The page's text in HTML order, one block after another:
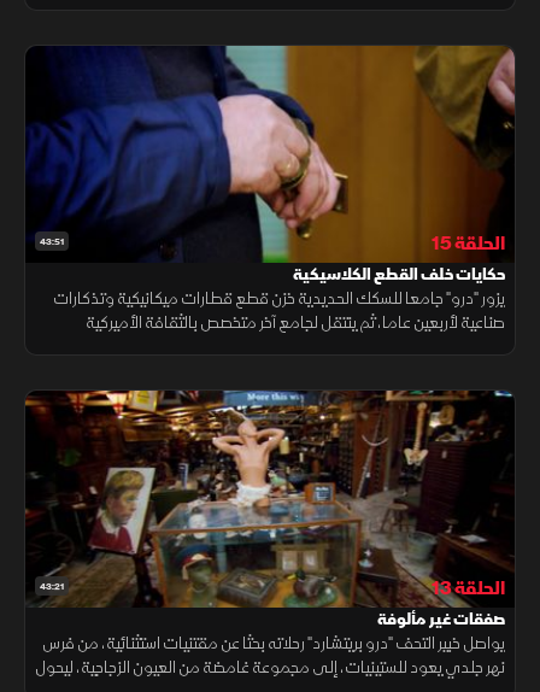
43:51 الحلقة 15
حكايات خلف القطع الكلاسيكية
يزور "درو" جامعا للسكك الحديدية خزن قطع قطارات ميكانيكية وتذكارات
صناعية لأربعين عاما، ثم ينتقل لجامع آخر متخصص بالثقافة الأميركية
43:21 الحلقة 13
صفقات غير مألوفة
يواصل خبير التحف "درو بريتشارد" رحلاته بحثا عن مقتنيات استثنائية، من فرس
نهر جلدي يعود للستينيات، إلى مجموعة غامضة من العيون الزجاجية، ليحول